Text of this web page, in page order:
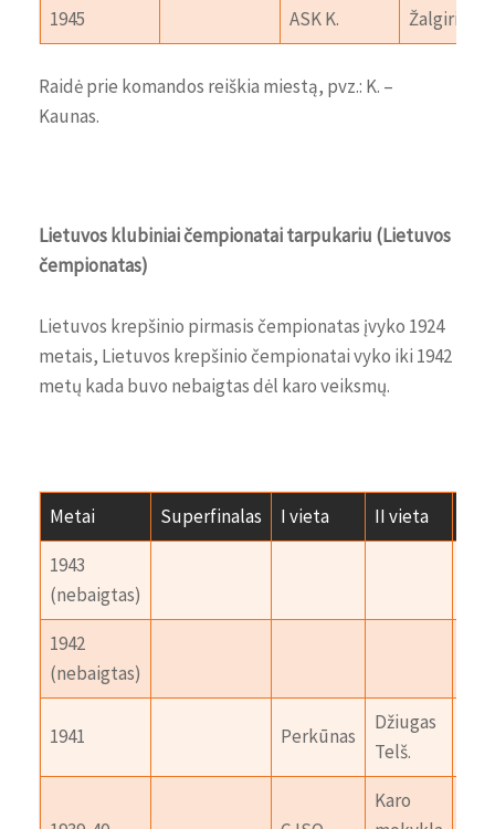
1945
ASK K. Žalgiris K.
Raidė prie komandos reiškia miestą, pvz.: K. –
Kaunas.
Lietuvos klubiniai čempionatai tarpukariu (Lietuvos
čempionatas)
Lietuvos krepšinio pirmasis čempionatas įvyko 1924
metais, Lietuvos krepšinio čempionatai vyko iki 1942
metų kada buvo nebaigtas dėl karo veiksmų.
Metai Superfinalas I vieta II vieta
1943
(nebaigtas)
1942
(nebaigtas)
1941 Perkūnas
Džiugas
Telš.
Karo